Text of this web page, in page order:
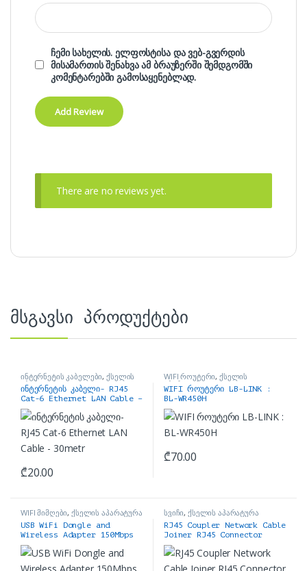
ჩემი სახელის. ელფოსტისა და ვებ-გვერდის
მისამართის შენახვა ამ ბრაუზერში შემდგომში
კომენტარებში გამოსაყენებლად.
There are no reviews yet.
მსგავსი პროდუქტები
ინტერნეტის კაბელები,ქსელის
აპარატურა
ინტერნეტის კაბელი- RJ45
Cat-6 Ethernet LAN Cable –
30metr
₾20.00
WIFI როუტერი,ქსელის
აპარატურა
WIFI როუტერი LB-LINK :
BL-WR450H
₾70.00
WIFI მიმღები,ქსელის აპარატურა
USB WiFi Dongle and
Wireless Adapter 150Mbps
სვიჩი,ქსელის აპარატურა
RJ45 Coupler Network Cable
Joiner RJ45 Connector
კაპლერი